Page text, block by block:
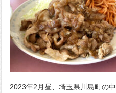
2023年2月昼、埼玉県川島町の